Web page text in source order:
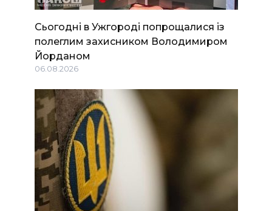
Сьогодні в Ужгороді попрощалися із
полеглим захисником Володимиром
Йорданом
06.08.2026